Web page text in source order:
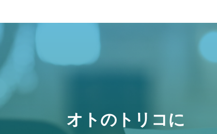
オトのトリコに